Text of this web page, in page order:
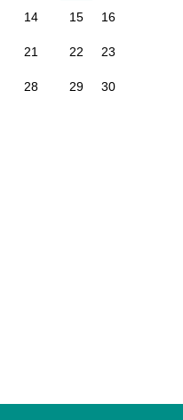
14 15 16
21 22 23
28 29 30